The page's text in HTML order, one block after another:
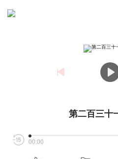
第二百三十
00:00